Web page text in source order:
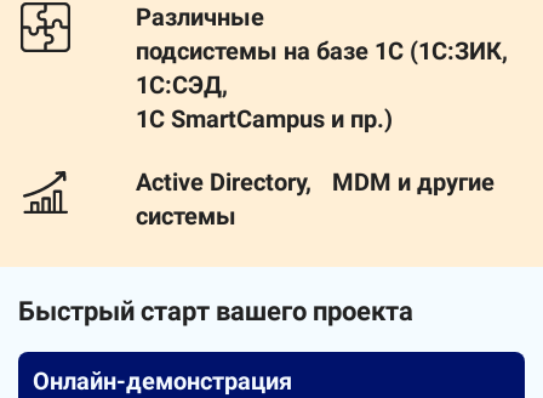
Различные
подсистемы на базе 1С (1С:ЗИК,
1C:СЭД,
1С SmartCampus и пр.)
Аctive Directory, MDM и другие
системы
Быстрый старт вашего проекта
Онлайн-демонстрация